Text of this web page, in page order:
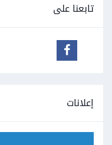
تابعنا على
إعلانات